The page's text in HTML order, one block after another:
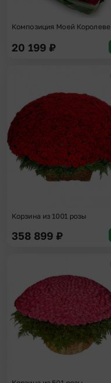
Композиция Моей Королеве
20 199 ₽
Корзина из 1001 розы
358 899 ₽